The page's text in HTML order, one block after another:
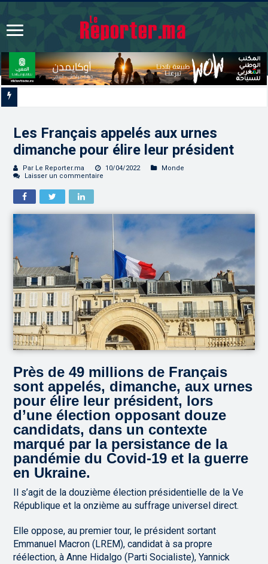
Les Français appelés aux urnes
dimanche pour élire leur président
Par Le Reporter.ma 10/04/2022
Monde
Laisser un commentaire
Près de 49 millions de Français
sont appelés, dimanche, aux urnes
pour élire leur président, lors
d’une élection opposant douze
candidats, dans un contexte
marqué par la persistance de la
pandémie du Covid-19 et la guerre
en Ukraine.
Il s’agit de la douzième élection présidentielle de la Ve
République et la onzième au suffrage universel direct.
Elle oppose, au premier tour, le président sortant
Emmanuel Macron (LREM), candidat à sa propre
réélection, à Anne Hidalgo (Parti Socialiste), Yannick